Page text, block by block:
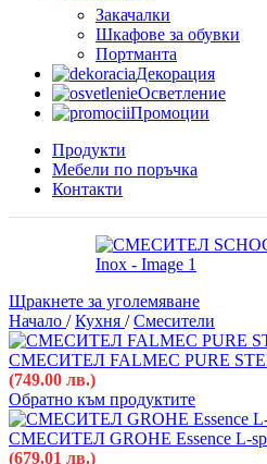
Закачалки
Шкафове за обувки
Портманта
Декорация
Осветление
Промоции
Продукти
Мебели по поръчка
Контакти
Щракнете за уголемяване
Начало / Кухня / Смесители
СМЕСИТЕЛ FALMEC PURE
(749.00 лв.)
Обратно към продуктите
СМЕСИТЕЛ GROHE Essence L-
(679.01 лв.)